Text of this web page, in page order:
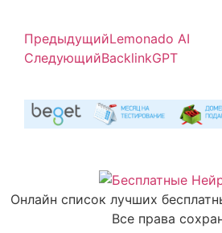
ПредыдущийLemonado AI
СледующийBacklinkGPT
Онлайн список лучших
Все права